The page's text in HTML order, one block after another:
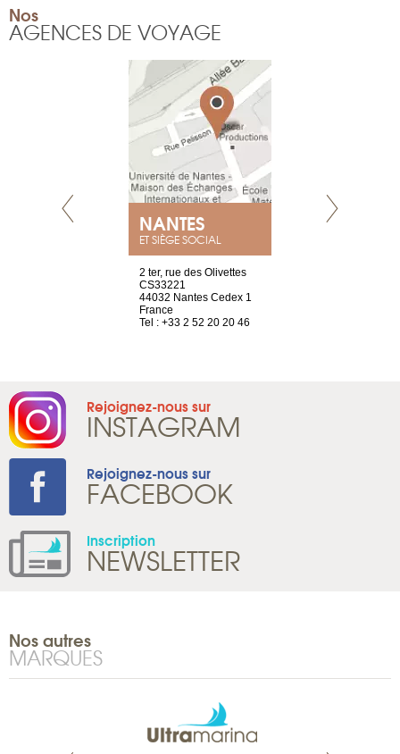
Nos
AGENCES DE VOYAGE
NANTES
ET SIÈGE SOCIAL
2 ter, rue des Olivettes
CS33221
44032 Nantes Cedex 1
France
Tel : +33 2 52 20 20 46
Rejoignez-nous sur
INSTAGRAM
Rejoignez-nous sur
FACEBOOK
Inscription
NEWSLETTER
Nos autres
MARQUES